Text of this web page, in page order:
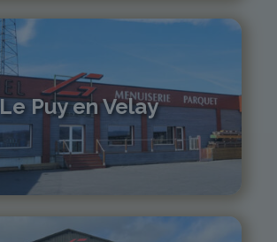
Le Puy en Velay
04 71 01 13 30
lepuy@gabriel-sa.fr